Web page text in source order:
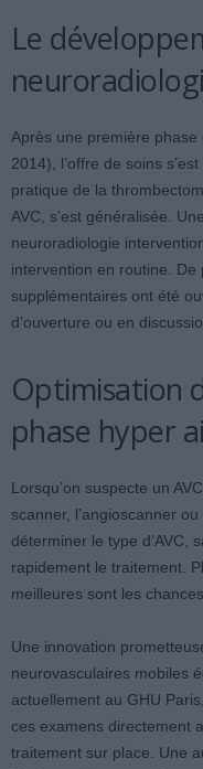
Le
Après une première
2014), l’offre de soins
pratique de la
AVC, s’est généralisée.
neuroradiologie
intervention en routine.
supplémentaires ont été
d’ouverture ou en
Optimisation
phase hyper
Lorsqu’on suspecte un
scanner, l’angioscanner
déterminer le type d’AVC,
rapidement le traitement.
meilleures sont les
Une innovation
neurovasculaires mobiles
actuellement au GHU
ces examens directement
traitement sur place. Une